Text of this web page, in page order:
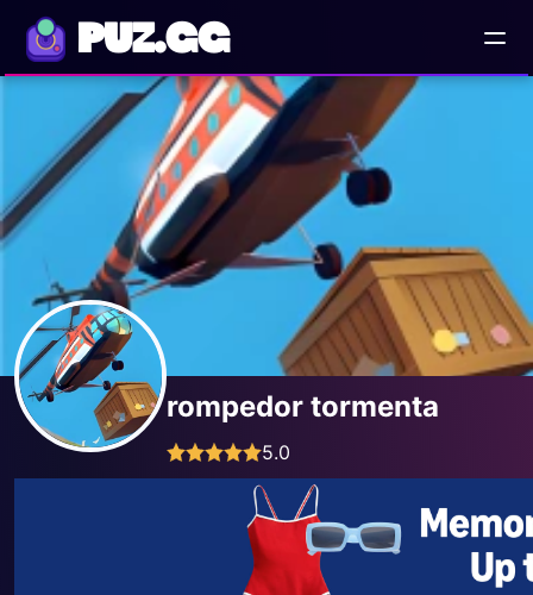
PUZ.GG
rompedor tormenta
5.0